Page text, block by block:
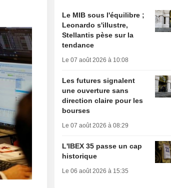
Le MIB sous l'équilibre ;
Leonardo s'illustre,
Stellantis pèse sur la
tendance
Le 07 août 2026 à 10:08
Les futures signalent
une ouverture sans
direction claire pour les
bourses
Le 07 août 2026 à 08:29
L'IBEX 35 passe un cap
historique
Le 06 août 2026 à 15:35